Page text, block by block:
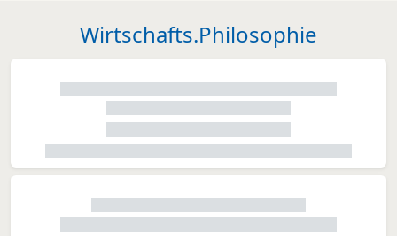
Wirtschafts.Philosophie